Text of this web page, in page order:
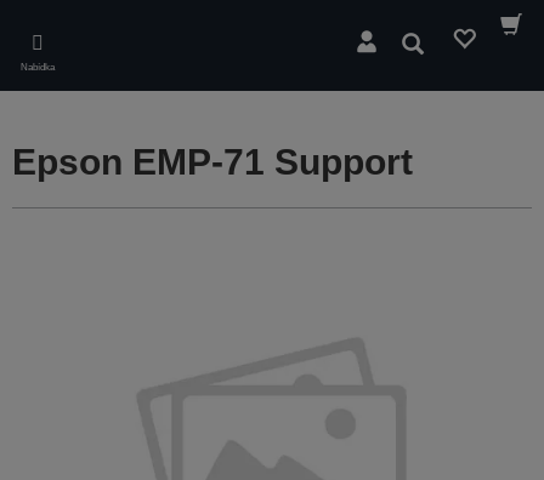
main
content
Nabídka
Hledat
Epson EMP-71 Support